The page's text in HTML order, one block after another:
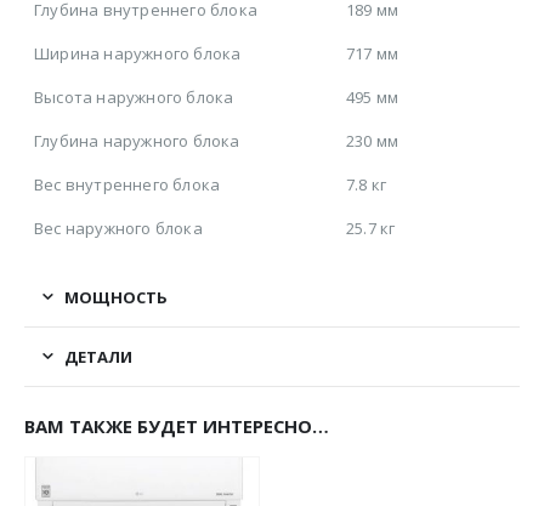
Глубина внутреннего блока
189 мм
Ширина наружного блока
717 мм
Высота наружного блока
495 мм
Глубина наружного блока
230 мм
Вес внутреннего блока
7.8 кг
Вес наружного блока
25.7 кг
МОЩНОСТЬ
ДЕТАЛИ
ВАМ ТАКЖЕ БУДЕТ ИНТЕРЕСНО…